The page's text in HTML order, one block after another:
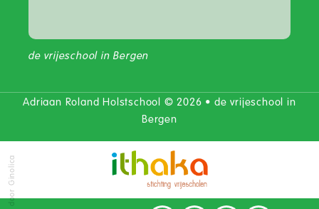
de vrijeschool in Bergen
Adriaan Roland Holstschool © 2026 • de vrijeschool in
Bergen
door Ginolica